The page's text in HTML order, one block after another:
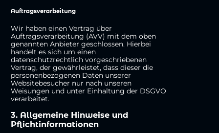
Auftragsverarbeitung
Wir haben einen Vertrag über
Auftragsverarbeitung (AVV) mit dem oben
genannten Anbieter geschlossen. Hierbei
handelt es sich um einen
datenschutzrechtlich vorgeschriebenen
Vertrag, der gewährleistet, dass dieser die
personenbezogenen Daten unserer
Websitebesucher nur nach unseren
Weisungen und unter Einhaltung der DSGVO
verarbeitet.
3. Allgemeine Hinweise und
Pflichtinformationen